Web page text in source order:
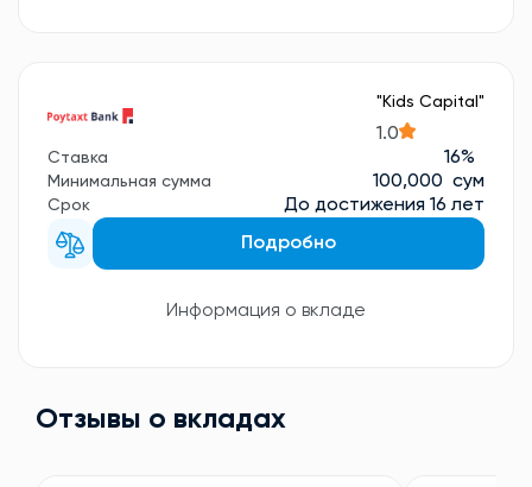
"Kids Сapital"
1.0
Ставка 16%
Минимальная сумма 100,000 сум
Срок
До достижения 16 лет
Подробно
Информация о вкладе
Отзывы о вкладах